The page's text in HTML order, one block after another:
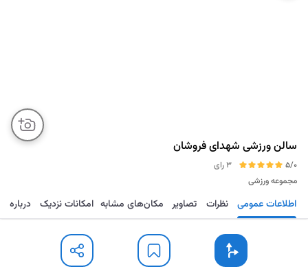
سالن ورزشی شهدای فروشان
5/0
3 رای
مجموعه ورزشی
مسیریابی ذخیره ارسال اطلاعات عمومی نظرات تصاویر مکان‌های مشابه امکانات نزدیک درباره